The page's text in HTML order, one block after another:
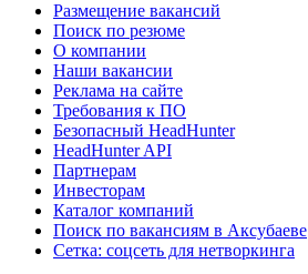
Размещение вакансий
Поиск по резюме
О компании
Наши вакансии
Реклама на сайте
Требования к ПО
Безопасный HeadHunter
HeadHunter API
Партнерам
Инвесторам
Каталог компаний
Поиск по вакансиям в Аксубаеве
Сетка: соцсеть для нетворкинга